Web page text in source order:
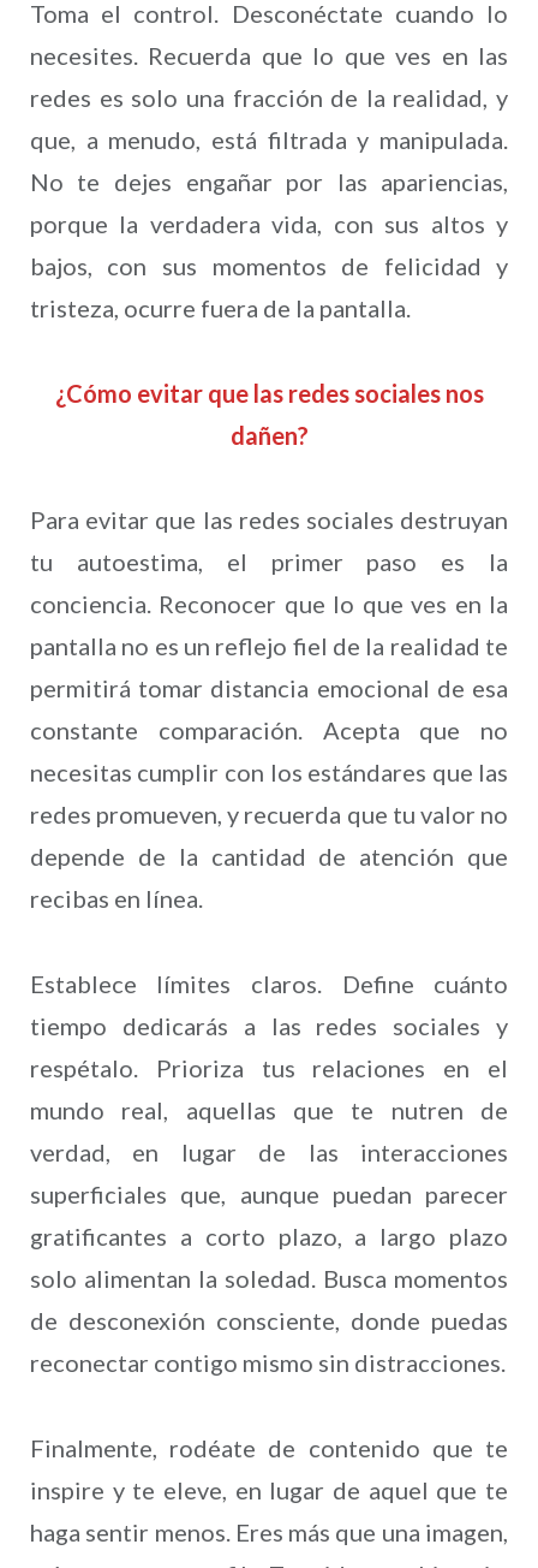
Toma el control. Desconéctate cuando lo
necesites. Recuerda que lo que ves en las
redes es solo una fracción de la realidad, y
que, a menudo, está filtrada y manipulada.
No te dejes engañar por las apariencias,
porque la verdadera vida, con sus altos y
bajos, con sus momentos de felicidad y
tristeza, ocurre fuera de la pantalla.
¿Cómo evitar que las redes sociales nos
dañen?
Para evitar que las redes sociales destruyan
tu autoestima, el primer paso es la
conciencia. Reconocer que lo que ves en la
pantalla no es un reflejo fiel de la realidad te
permitirá tomar distancia emocional de esa
constante comparación. Acepta que no
necesitas cumplir con los estándares que las
redes promueven, y recuerda que tu valor no
depende de la cantidad de atención que
recibas en línea.
Establece límites claros. Define cuánto
tiempo dedicarás a las redes sociales y
respétalo. Prioriza tus relaciones en el
mundo real, aquellas que te nutren de
verdad, en lugar de las interacciones
superficiales que, aunque puedan parecer
gratificantes a corto plazo, a largo plazo
solo alimentan la soledad. Busca momentos
de desconexión consciente, donde puedas
reconectar contigo mismo sin distracciones.
Finalmente, rodéate de contenido que te
inspire y te eleve, en lugar de aquel que te
haga sentir menos. Eres más que una imagen,